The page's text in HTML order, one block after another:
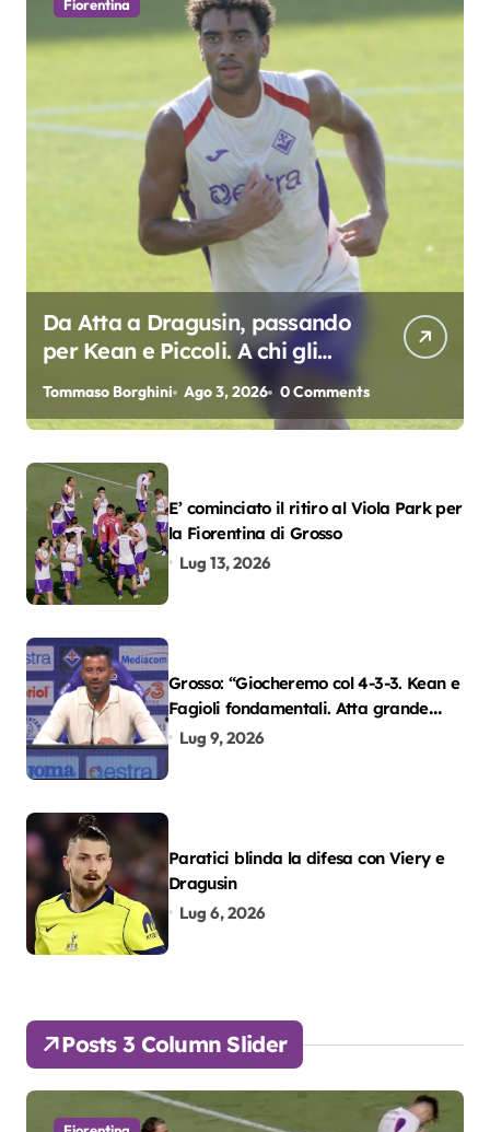
Fiorentina
Da Atta a Dragusin, passando
per Kean e Piccoli. A chi gli
oscar del precampionato?
Tommaso Borghini Ago 3, 2026 0 Comments
E’ cominciato il ritiro al Viola Park per
la Fiorentina di Grosso
Lug 13, 2026
Grosso: “Giocheremo col 4-3-3. Kean e
Fagioli fondamentali. Atta grande
colpo”
Lug 9, 2026
Paratici blinda la difesa con Viery e
Dragusin
Lug 6, 2026
Posts 3 Column Slider